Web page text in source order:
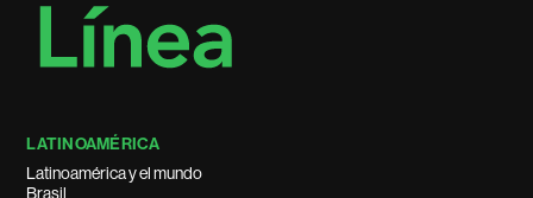
LATINOAMÉRICA
Latinoamérica y el mundo
Brasil